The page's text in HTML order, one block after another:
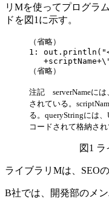
リMを使ってプログラ
ドを図1に示す。
（省略）
1:
（省略）
注記 serverNameには
されている。
る。queryStringには
コードされて格納され
図1
ライブラリMは、SEO
B社では、開発部のメ